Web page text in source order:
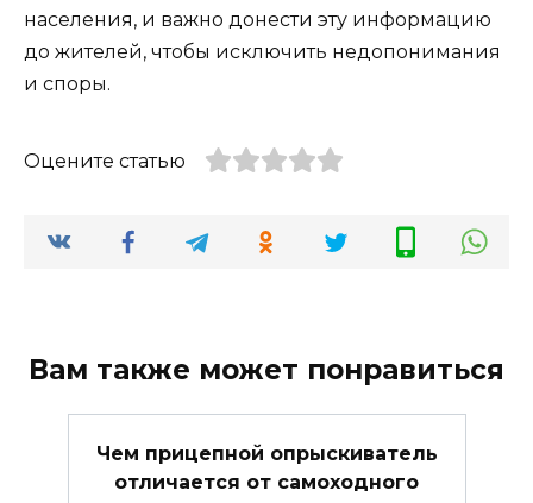
населения, и важно донести эту информацию
до жителей, чтобы исключить недопонимания
и споры.
Оцените статью
Вам также может понравиться
Чем прицепной опрыскиватель
отличается от самоходного